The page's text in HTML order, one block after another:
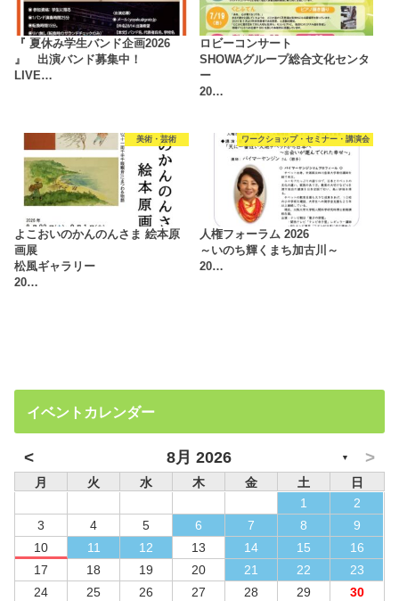
『 夏休み学生バンド企画2026
』 出演バンド募集中！
LIVE…
ロビーコンサート
SHOWAグループ総合文化センタ
ー
20…
美術・芸術
よこおいのかんのんさま 絵本原
画展
松風ギャラリー
20…
ワークショップ・セミナー・講演会
人権フォーラム 2026
～いのち輝くまち加古川～
20…
イベントカレンダー
< 8月 2026 ▼ >
月 火 水 木 金 土
日
1
2
3
4 5 6 7 8
9
10
11 12 13 14 15
16
17
18 19 20 21 22
23
24
25 26 27 28 29
30